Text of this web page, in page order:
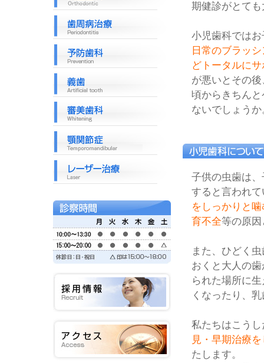
期健診がとて
小児歯科では
日常のブラッ
どトータルに
が悪いとその
頃からきちん
ないでしょうか
子供の虫歯は
すると言われ
をしっかりと
育不全等の原
また、ひどく
おくと大人の
られた場所に
くなったり、
私たちはこう
見・早期治療
たします。